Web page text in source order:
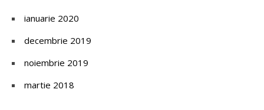
ianuarie 2020
decembrie 2019
noiembrie 2019
martie 2018